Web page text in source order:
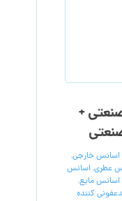
+
اسانس خارجی,
عطری,اسانس
اسانس مایع,
کننده